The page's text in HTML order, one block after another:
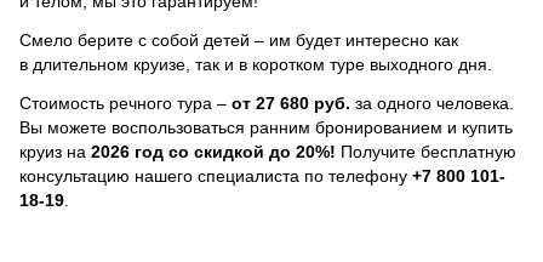
Смело берите с собой детей – им будет интересно как
в длительном круизе, так и в коротком туре выходного дня.
Стоимость речного тура – от 27 680 руб. за одного человека.
Вы можете воспользоваться ранним бронированием и купить
круиз на 2026 год со скидкой до 20%! Получите бесплатную
консультацию нашего специалиста по телефону +7 800 101-
18-19